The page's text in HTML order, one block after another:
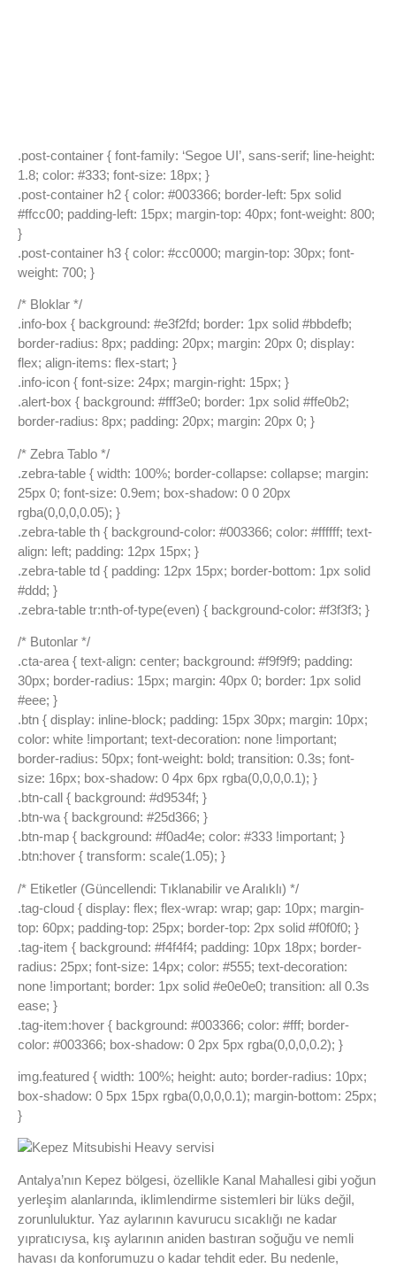
.post-container { font-family: ‘Segoe UI’, sans-serif; line-height:
1.8; color: #333; font-size: 18px; }
.post-container h2 { color: #003366; border-left: 5px solid
#ffcc00; padding-left: 15px; margin-top: 40px; font-weight: 800;
}
.post-container h3 { color: #cc0000; margin-top: 30px; font-
weight: 700; }
/* Bloklar */
.info-box { background: #e3f2fd; border: 1px solid #bbdefb;
border-radius: 8px; padding: 20px; margin: 20px 0; display:
flex; align-items: flex-start; }
.info-icon { font-size: 24px; margin-right: 15px; }
.alert-box { background: #fff3e0; border: 1px solid #ffe0b2;
border-radius: 8px; padding: 20px; margin: 20px 0; }
/* Zebra Tablo */
.zebra-table { width: 100%; border-collapse: collapse; margin:
25px 0; font-size: 0.9em; box-shadow: 0 0 20px
rgba(0,0,0,0.05); }
.zebra-table th { background-color: #003366; color: #ffffff; text-
align: left; padding: 12px 15px; }
.zebra-table td { padding: 12px 15px; border-bottom: 1px solid
#ddd; }
.zebra-table tr:nth-of-type(even) { background-color: #f3f3f3; }
/* Butonlar */
.cta-area { text-align: center; background: #f9f9f9; padding:
30px; border-radius: 15px; margin: 40px 0; border: 1px solid
#eee; }
.btn { display: inline-block; padding: 15px 30px; margin: 10px;
color: white !important; text-decoration: none !important;
border-radius: 50px; font-weight: bold; transition: 0.3s; font-
size: 16px; box-shadow: 0 4px 6px rgba(0,0,0,0.1); }
.btn-call { background: #d9534f; }
.btn-wa { background: #25d366; }
.btn-map { background: #f0ad4e; color: #333 !important; }
.btn:hover { transform: scale(1.05); }
/* Etiketler (Güncellendi: Tıklanabilir ve Aralıklı) */
.tag-cloud { display: flex; flex-wrap: wrap; gap: 10px; margin-
top: 60px; padding-top: 25px; border-top: 2px solid #f0f0f0; }
.tag-item { background: #f4f4f4; padding: 10px 18px; border-
radius: 25px; font-size: 14px; color: #555; text-decoration:
none !important; border: 1px solid #e0e0e0; transition: all 0.3s
ease; }
.tag-item:hover { background: #003366; color: #fff; border-
color: #003366; box-shadow: 0 2px 5px rgba(0,0,0,0.2); }
img.featured { width: 100%; height: auto; border-radius: 10px;
box-shadow: 0 5px 15px rgba(0,0,0,0.1); margin-bottom: 25px;
}
Antalya’nın Kepez bölgesi, özellikle Kanal Mahallesi gibi yoğun
yerleşim alanlarında, iklimlendirme sistemleri bir lüks değil,
zorunluluktur. Yaz aylarının kavurucu sıcaklığı ne kadar
yıpratıcıysa, kış aylarının aniden bastıran soğuğu ve nemli
havası da konforumuzu o kadar tehdit eder. Bu nedenle,